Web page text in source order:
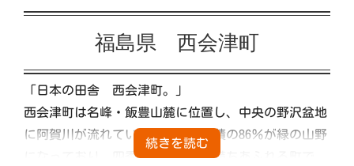
出店団体の紹介
アクセス
福島県 西会津町
「日本の田舎 西会津町。」
西会津町は名峰・飯豊山麓に位置し、中央の野沢盆地
に阿賀川が流れています。町の面積の86％が緑の山野
になっており、四季折々の草花が満ちあふれる町で